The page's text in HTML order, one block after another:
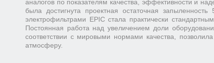
аналогов по показателям качества, эффективности и
была достигнута проектная остаточная
электрофильтрами EPIC стала практически
Постоянная работа над увеличением доли
соответствии с мировыми нормами качества,
атмосферу.